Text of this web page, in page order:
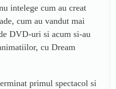
intelege cum au creat
cum au vandut mai
DVD-uri si acum si-au
cu Dream
primul spectacol si